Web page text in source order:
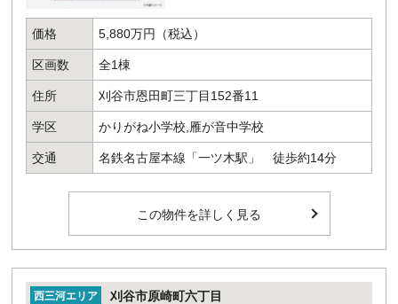
価格 5,880万円（税込）
区画数 全1棟
住所 刈谷市恩田町三丁目152番11
学区 かりがね小学校,雁が音中学校
交通 名鉄名古屋本線「一ツ木駅」 徒歩約14分
この物件を詳しく見る
西三河エリア 刈谷市原崎町六丁目